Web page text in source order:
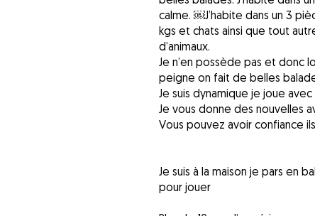
calme. ￼J’habite dans un 3
kgs et chats ainsi que tout
d’animaux.
Je n’en possède pas et donc
peigne on fait de belles
Je suis dynamique je joue avec
Je vous donne des nouvelles
Vous pouvez avoir confiance
Je suis à la maison je pars en
pour jouer